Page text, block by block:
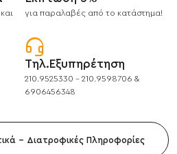
για παραλαβές από το κατάστημα!
Τηλ.Εξυπηρέτηση
210.9525330 - 210.9598706 &
6906456348
- Διατροφικές Πληροφορίες